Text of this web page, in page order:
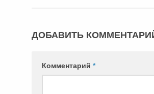
ДОБАВИТЬ
Комментарий *